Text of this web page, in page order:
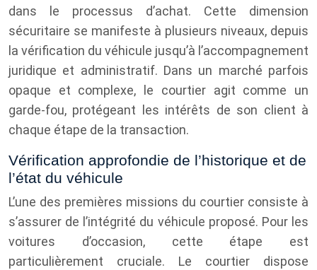
dans le processus d’achat. Cette dimension
sécuritaire se manifeste à plusieurs niveaux, depuis
la vérification du véhicule jusqu’à l’accompagnement
juridique et administratif. Dans un marché parfois
opaque et complexe, le courtier agit comme un
garde-fou, protégeant les intérêts de son client à
chaque étape de la transaction.
Vérification approfondie de l’historique et de
l’état du véhicule
L’une des premières missions du courtier consiste à
s’assurer de l’intégrité du véhicule proposé. Pour les
voitures d’occasion, cette étape est
particulièrement cruciale. Le courtier dispose